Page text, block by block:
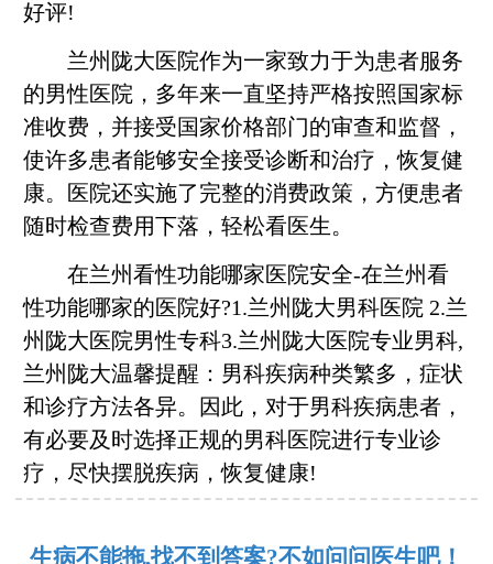
好评!
兰州陇大医院作为一家致力于为患者服务
的男性医院，多年来一直坚持严格按照国家标
准收费，并接受国家价格部门的审查和监督，
使许多患者能够安全接受诊断和治疗，恢复健
康。医院还实施了完整的消费政策，方便患者
随时检查费用下落，轻松看医生。
在兰州看性功能哪家医院安全-在兰州看
性功能哪家的医院好?1.兰州陇大男科医院 2.兰
州陇大医院男性专科3.兰州陇大医院专业男科,
兰州陇大温馨提醒：男科疾病种类繁多，症状
和诊疗方法各异。因此，对于男科疾病患者，
有必要及时选择正规的男科医院进行专业诊
疗，尽快摆脱疾病，恢复健康!
生病不能拖,找不到答案?不如问问医生吧！